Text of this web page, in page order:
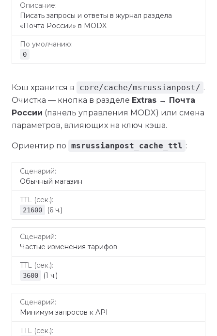
Писать запросы и ответы в журнал раздела
«Почта России» в MODX
0
Кэш хранится в core/cache/msrussianpost/ .
Очистка — кнопка в разделе Extras → Почта
России (панель управления MODX) или смена
параметров, влияющих на ключ кэша.
Ориентир по msrussianpost_cache_ttl :
Сценарий
(сек.)
Обычный магазин
21600 (6 ч.)
Частые изменения тарифов
3600 (1 ч.)
Минимум запросов к API